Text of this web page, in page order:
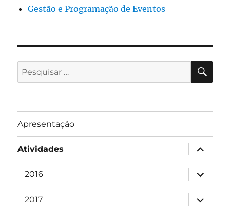
Gestão e Programação de Eventos
Pesquisar
por:
Apresentação
Atividades
expandir
2016
expandir
2017
expandir